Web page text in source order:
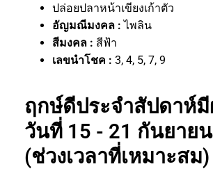
ปล่อยปลาหน้าเขียงเก้าตัว
อัญมณีมงคล : ไพลิน
สีมงคล : สีฟ้า
เลขนำโชค : 3, 4, 5, 7, 9
ฤกษ์ดีประจำสัปดาห์
วันที่ 15 - 21 กันยาย
(ช่วงเวลาที่เหมาะสม)